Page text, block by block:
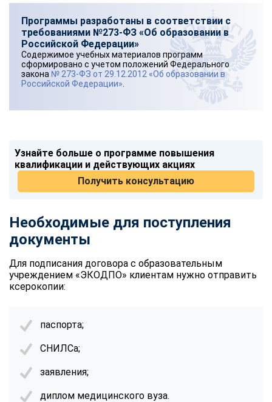
Программы разработаны в соответствии с
требованиями №273-ФЗ «Об образовании в
Российской Федерации»
Содержимое учебных материалов программ
сформировано с учетом положений Федерального
закона № 273-ФЗ от 29.12.2012 «Об образовании в
Российской Федерации»
Узнайте больше о программе повышения
квалификации и действующих акциях
Получить консультацию
Необходимые для поступления
документы
Для подписания договора с образовательным
учреждением «ЭКОДПО» клиентам нужно отправить
ксерокопии:
паспорта;
СНИЛСа;
заявления;
диплом медицинского вуза.